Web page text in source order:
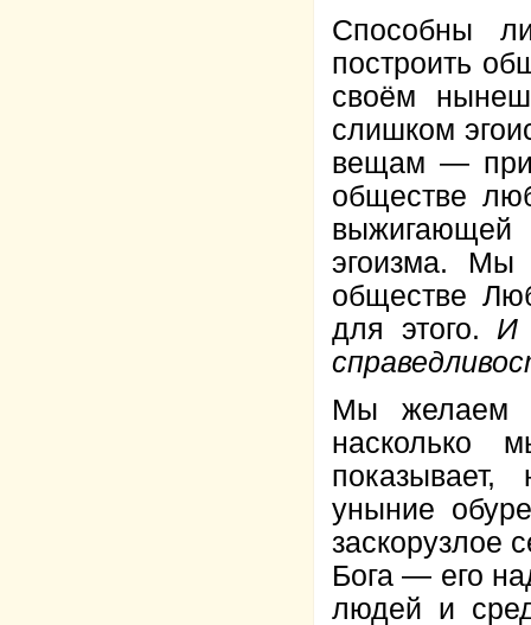
Способны
построить
своём
слишком
вещам — при
обществе
выжигающей
эгоизма.
обществе
для этого. И
Мы желаем
насколько
уныние
заскорузлое
Бога — его
людей и